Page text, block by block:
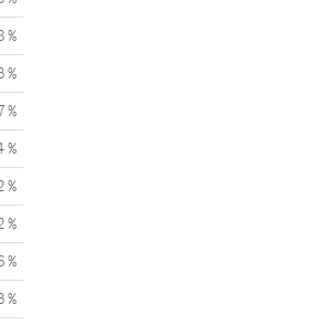
%
%
%
%
%
%
%
%